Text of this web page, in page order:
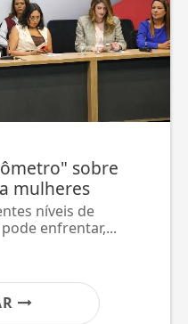
sobre
mulheres
níveis de
enfrentar,...